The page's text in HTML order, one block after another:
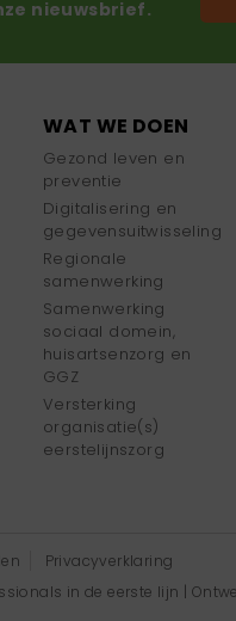
nieuwsbrief.
WAT WE DOEN
Gezond leven en
preventie
Digitalisering en
gegevensuitwisseling
Regionale
samenwerking
Samenwerking
sociaal domein,
huisartsenzorg en
GGZ
Versterking
organisatie(s)
eerstelijnszorg
Privacyverklaring
in de eerste lijn |